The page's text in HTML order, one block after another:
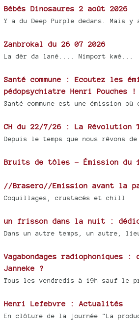
Bébés Dinosaures 2 août 2026
Y a du Deep Purple dedans. Mais y
Zanbrokal du 26 07 2026
La dèr da lané.... Nimport kwé...
Santé commune : Ecoutez les
pédopsychiatre Henri Pouches !
Santé commune est une émission où
CH du 22/7/26 : La Révolution
Depuis le temps que nous rêvons de
Bruits de tôles - Émission du
//Brasero//Emission avant la
Coquillages, crustacés et chill
un frisson dans la nuit :
Dans un autre temps, un autre,
Vagabondages radiophoniques
Janneke ?
Tous les vendredis à 19h sauf le
Henri Lefebvre : Actualités
En clôture de la journée "La